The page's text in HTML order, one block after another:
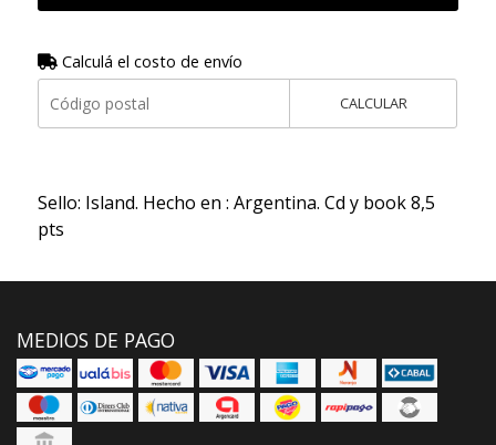
Calculá el costo de envío
CALCULAR
Sello: Island. Hecho en : Argentina. Cd y book 8,5
pts
MEDIOS DE PAGO